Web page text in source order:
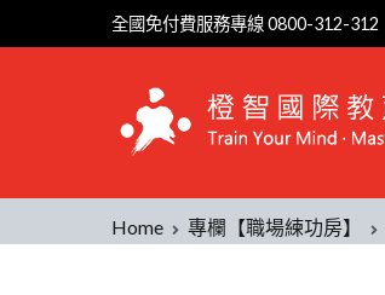
全國免付費服務專線 0800-312-312
Home 專欄【職場練功房】